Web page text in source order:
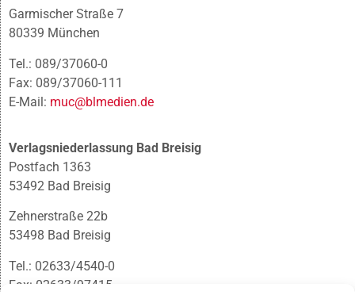
Garmischer Straße 7
80339 München
Tel.: 089/37060-0
Fax: 089/37060-111
E-Mail: muc@blmedien.de
Verlagsniederlassung Bad Breisig
Postfach 1363
53492 Bad Breisig
Zehnerstraße 22b
53498 Bad Breisig
Tel.: 02633/4540-0
Fax: 02633/97415